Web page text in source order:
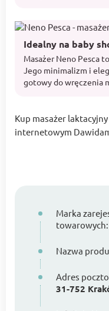
Idealny na baby
Masażer Neno Pesca
Jego minimalizm i
gotowy do wręczenia
Kup masażer
internetowym
Marka
towarowych:
Nazwa
Adres
31-752